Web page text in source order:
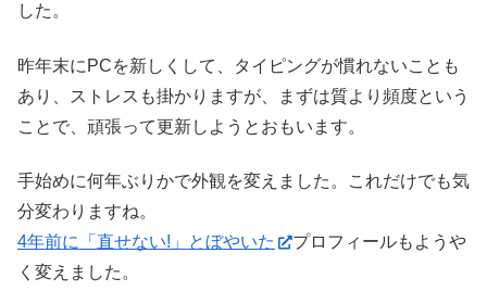
した。
昨年末にPCを新しくして、タイピングが慣れないことも
あり、ストレスも掛かりますが、まずは質より頻度という
ことで、頑張って更新しようとおもいます。
手始めに何年ぶりかで外観を変えました。これだけでも気
分変わりますね。
4年前に「直せない!」とぼやいた
プロフィールもようや
く変えました。